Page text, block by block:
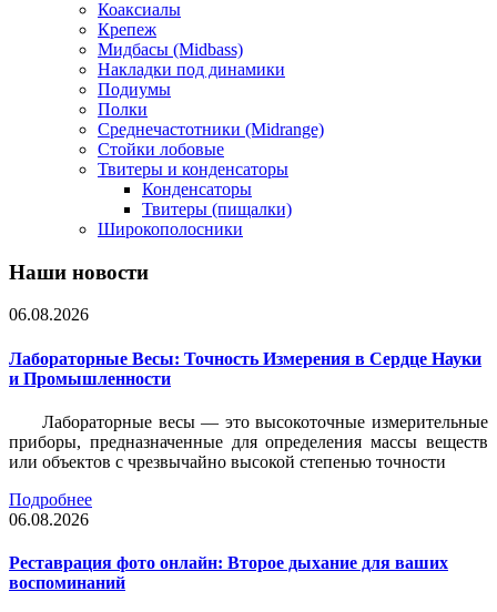
Коаксиалы
Крепеж
Мидбасы (Midbass)
Накладки под динамики
Подиумы
Полки
Среднечастотники (Midrange)
Стойки лобовые
Твитеры и конденсаторы
Конденсаторы
Твитеры (пищалки)
Широкополосники
Наши новости
06.08.2026
Лабораторные Весы: Точность Измерения в Сердце Науки
и Промышленности
Лабораторные весы — это высокоточные измерительные
приборы, предназначенные для определения массы веществ
или объектов с чрезвычайно высокой степенью точности
Подробнее
06.08.2026
Реставрация фото онлайн: Второе дыхание для ваших
воспоминаний